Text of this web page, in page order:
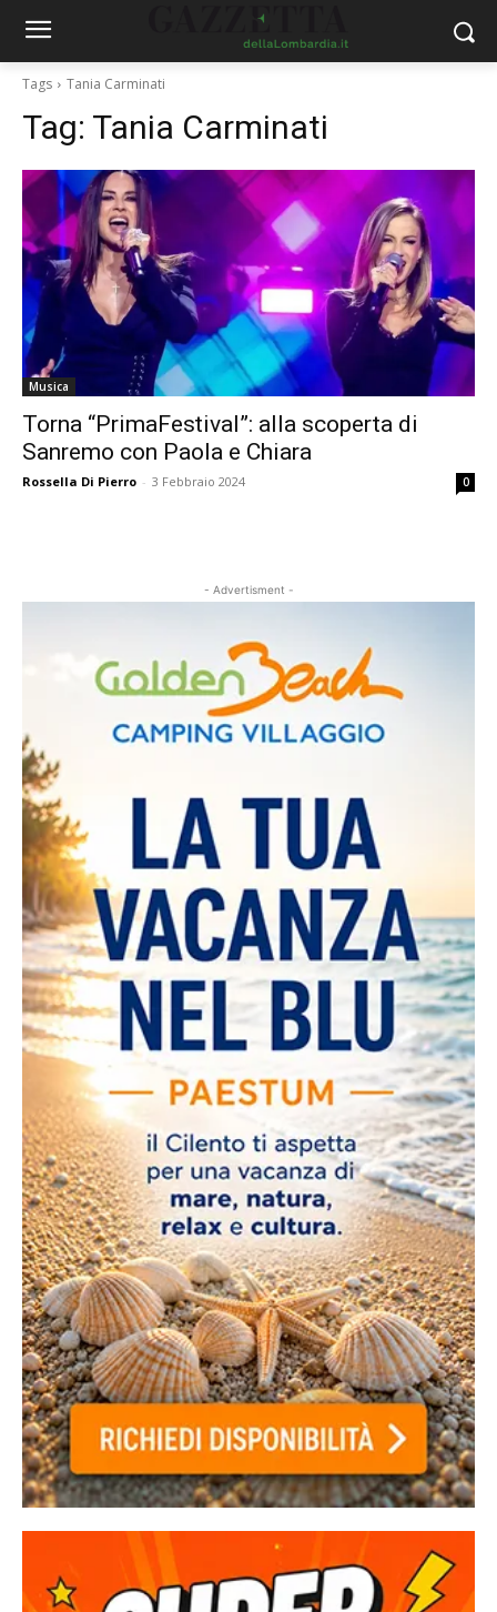
Tags Tania Carminati
Tag: Tania Carminati
Musica
Torna “PrimaFestival”: alla scoperta di
Sanremo con Paola e Chiara
Rossella Di Pierro - 3 Febbraio 2024 0
- Advertisment -